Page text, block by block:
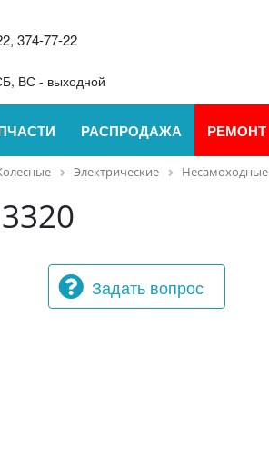
374-77-22
ВС - выходной
РАСПРОДАЖА РЕМОНТ
Электрические Несамоходные
Задать вопрос